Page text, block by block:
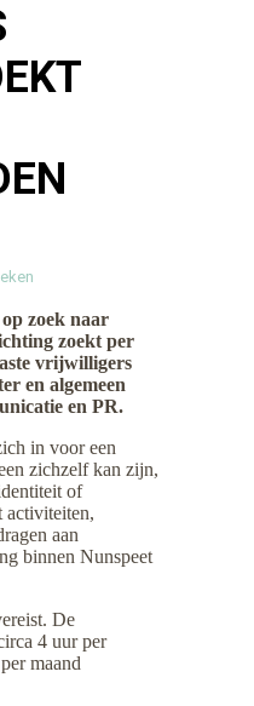
zoek naar
zoekt per
vrijwilligers
en algemeen
en PR.
in voor een
zichzelf kan zijn,
of
activiteiten,
aan
binnen Nunspeet
De
4 uur per
maand